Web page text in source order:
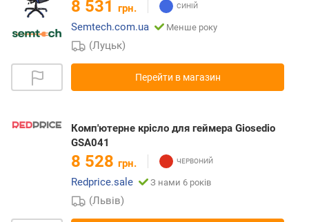
8 531 грн.
Semtech.com.ua
Менше року
(Луцьк)
Перейти в магазин
Комп'ютерне крісло для геймера Giosedio
GSA041
8 528 грн.
Redprice.sale
З нами 6 років
(Львів)